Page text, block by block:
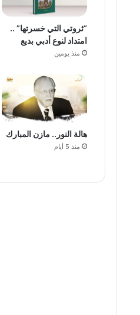
“ثروتي التي خسرتها” ..
امتداد لنوع أدبي بديع
منذ يومين
هالة النور.. مازن المبارك
منذ 5 أيام